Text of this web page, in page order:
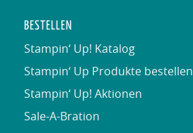
BESTELLEN
Stampin‘ Up! Katalog
Stampin‘ Up Produkte bestellen
Stampin‘ Up! Aktionen
Sale-A-Bration